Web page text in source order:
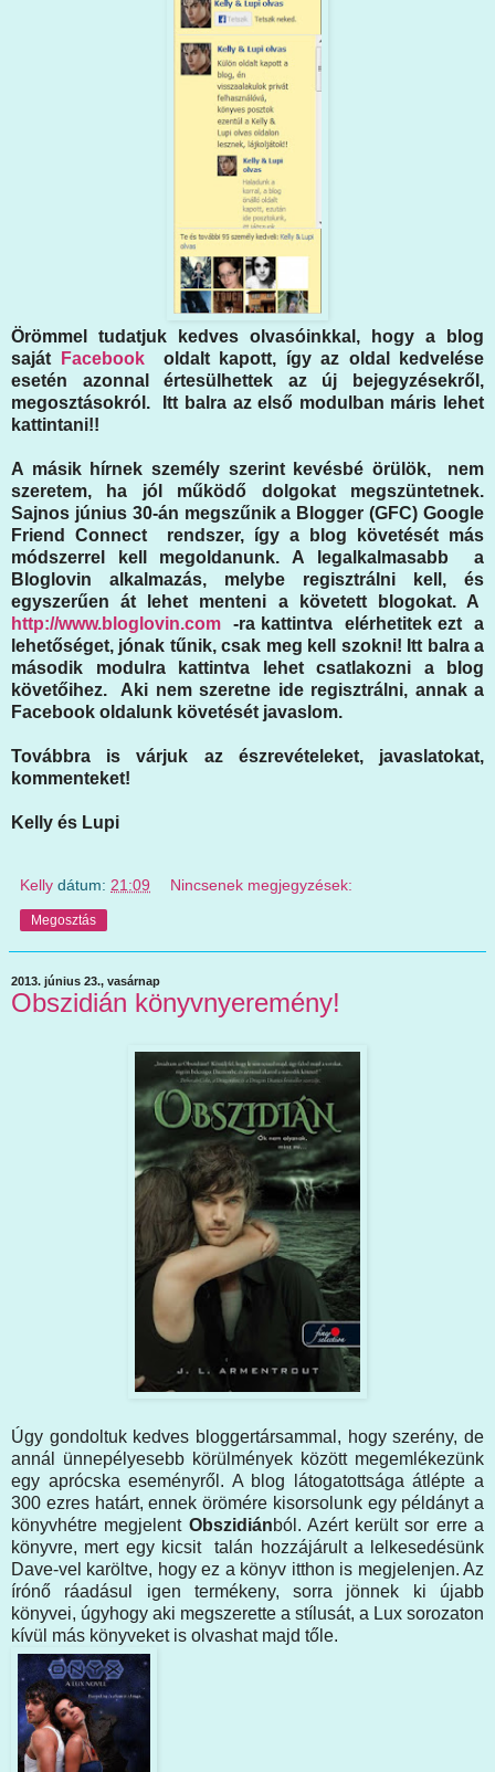
Örömmel tudatjuk kedves olvasóinkkal, hogy a blog
saját
Facebookoldalt kapott, így az oldal kedvelése
esetén azonnal értesülhettek az új bejegyzésekről,
megosztásokról. Itt balra az első modulban máris lehet
kattintani!!
A másik hírnek személy szerint kevésbé örülök, nem
szeretem, ha jól működő dolgokat megszüntetnek.
Sajnos június 30-án megszűnik a Blogger (GFC) Google
Friend Connect rendszer, így a blog követését más
módszerrel kell megoldanunk. A legalkalmasabb a
Bloglovin alkalmazás, melybe regisztrálni kell, és
egyszerűen át lehet menteni a követett blogokat. A
http://www.bloglovin.com -ra kattintva elérhetitek ezt a
lehetőséget, jónak tűnik, csak meg kell szokni! Itt balra a
második modulra kattintva lehet csatlakozni a blog
követőihez. Aki nem szeretne ide regisztrálni, annak a
Facebook oldalunk követését javaslom.
Továbbra is várjuk az észrevételeket, javaslatokat,
kommenteket!
Kelly és Lupi
Kelly dátum: 21:09 Nincsenek megjegyzések:
Megosztás
2013. június 23., vasárnap
Obszidián könyvnyeremény!
Úgy gondoltuk kedves bloggertársammal, hogy szerény, de
annál ünnepélyesebb körülmények között megemlékezünk
egy aprócska eseményről. A blog látogatottsága átlépte a
300 ezres határt, ennek örömére kisorsolunk egy példányt a
könyvhétre megjelent Obszidiánból. Azért került sor erre a
könyvre, mert egy kicsit talán hozzájárult a lelkesedésünk
Dave-vel karöltve, hogy ez a könyv itthon is megjelenjen. Az
írónő ráadásul igen termékeny, sorra jönnek ki újabb
könyvei, úgyhogy aki megszerette a stílusát, a Lux sorozaton
kívül más könyveket is olvashat majd tőle.